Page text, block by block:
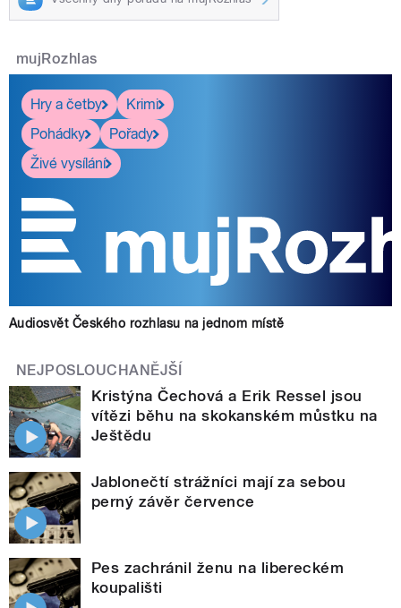
mujRozhlas
Hry a četby
Krimi
Pohádky
Pořady
Živé vysílání
Audiosvět Českého rozhlasu na jednom místě
NEJPOSLOUCHANĚJŠÍ
Kristýna Čechová a Erik Ressel jsou
vítězi běhu na skokanském můstku na
Ještědu
Jablonečtí strážníci mají za sebou
perný závěr července
Pes zachránil ženu na libereckém
koupališti